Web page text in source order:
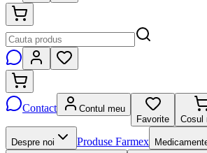
Contact
Contul meu
Favorite
Cosul
Despre noi Produse Farmex